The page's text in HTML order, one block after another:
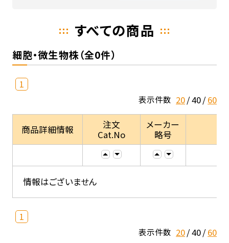
すべての商品
細胞・微生物株（全0件）
1
表示件数 20 40 60
商品詳細情報
注文
Cat.No
メーカー
略号
情報はございません
1
表示件数 20 40 60